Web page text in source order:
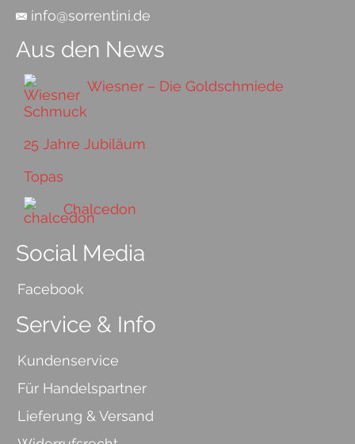
info@sorrentini.de
Aus den News
Wiesner – Die Goldschmiede
25 Jahre Jubiläum
Topas
Chalcedon
Social Media
Facebook
Service & Info
Kundenservice
Für Handelspartner
Lieferung & Versand